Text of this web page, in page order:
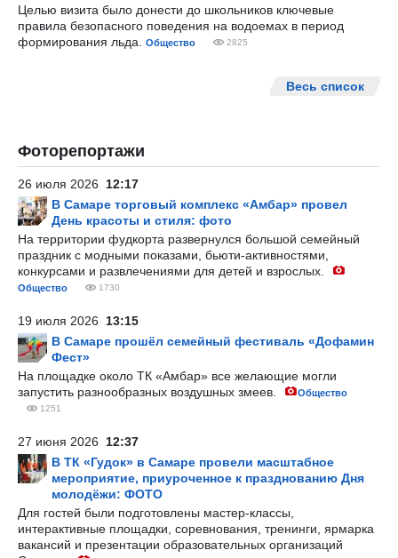
Целью визита было донести до школьников ключевые
правила безопасного поведения на водоемах в период
формирования льда.
Общество 2825
Весь список
Фоторепортажи
26 июля 2026 12:17
В Самаре торговый комплекс «Амбар» провел
День красоты и стиля: фото
На территории фудкорта развернулся большой семейный
праздник с модными показами, бьюти-активностями,
конкурсами и развлечениями для детей и взрослых.
Общество 1730
19 июля 2026 13:15
В Самаре прошёл семейный фестиваль «Дофамин
Фест»
На площадке около ТК «Амбар» все желающие могли
запустить разнообразных воздушных змеев.
Общество
1251
27 июня 2026 12:37
В ТК «Гудок» в Самаре провели масштабное
мероприятие, приуроченное к празднованию Дня
молодёжи: ФОТО
Для гостей были подготовлены мастер-классы,
интерактивные площадки, соревнования, тренинги, ярмарка
вакансий и презентации образовательных организаций